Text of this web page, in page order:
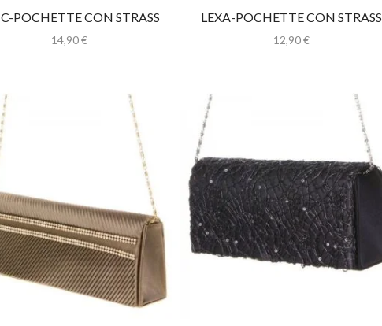
POCHETTE CON STRASS
14,90€
LEXA-POCHETTE CON STRASS
12,90€